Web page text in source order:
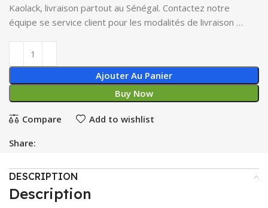
Kaolack, livraison partout au Sénégal. Contactez notre
équipe se service client pour les modalités de livraison …
Ajouter Au Panier
Buy Now
Compare Add to wishlist
Share:
DESCRIPTION
Description